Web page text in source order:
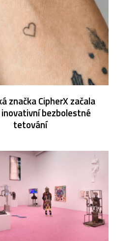
značka CipherX začala
bezbolestné
tetování